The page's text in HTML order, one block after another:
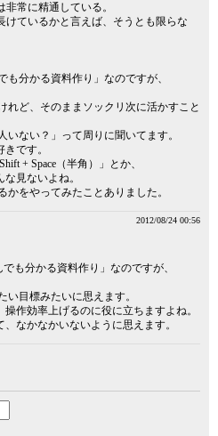
常に精通している。
けているかと言えば、そうとも限らな
分かる資料作り」なのですが、
れど、そのままソックリ次に活かすこと
ない？」って周りに聞いてます。
です。
+ Space（半角）」とか、
見ないよね。
をやってみたことありました。
2012/08/24 00:56
も分かる資料作り」なのですが、
目標みたいに思えます。
操作効率上げるのに役に立ちますよね。
なかなかいないように思えます。